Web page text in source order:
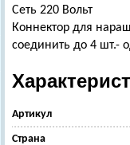
Сеть 220 Вольт
Коннектор для
соединить до 4 шт.-
Артикул
Страна